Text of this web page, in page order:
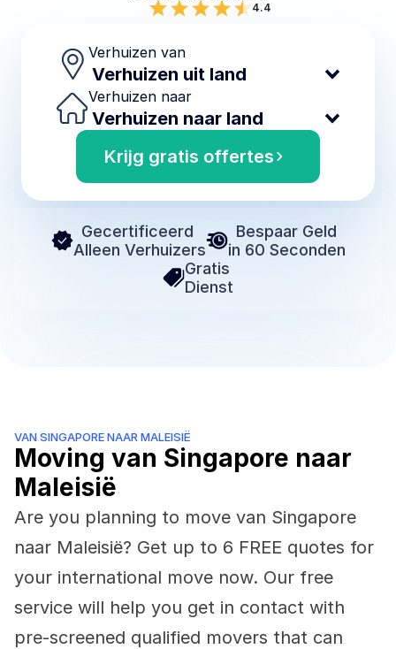
4.4
Verhuizen van
Verhuizen naar
Krijg gratis offertes
Gecertificeerd
Alleen Verhuizers
Bespaar Geld
in 60 Seconden
Gratis
Dienst
VAN SINGAPORE NAAR MALEISIË
Moving van Singapore naar
Maleisië
Are you planning to move van Singapore
naar Maleisië? Get up to 6 FREE quotes for
your international move now. Our free
service will help you get in contact with
pre-screened qualified movers that can